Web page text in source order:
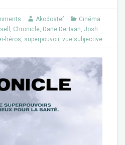
Akodostef
Cinéma
, Chronicle, Dane DeHaan, Josh
héros, superpouvoir, vue subjective